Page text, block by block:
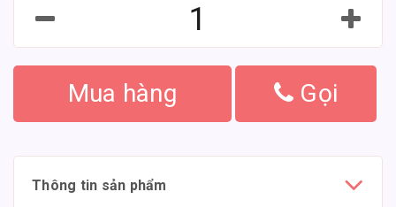
Mua hàng Gọi
Thông tin sản phẩm